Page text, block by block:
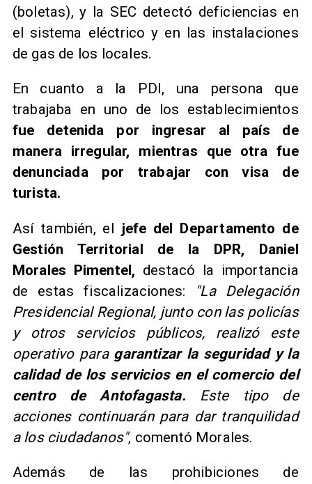
(boletas), y la SEC detectó deficiencias en
el sistema eléctrico y en las instalaciones
de gas de los locales.
En cuanto a la PDI, una persona que
trabajaba en uno de los establecimientos
fue detenida por ingresar al país de
manera irregular, mientras que otra fue
denunciada por trabajar con visa de
turista.
Así también, el jefe del Departamento de
Gestión Territorial de la DPR, Daniel
Morales Pimentel, destacó la importancia
de estas fiscalizaciones: "La Delegación
Presidencial Regional, junto con las policías
y otros servicios públicos, realizó este
operativo para garantizar la seguridad y la
calidad de los servicios en el comercio del
centro de Antofagasta. Este tipo de
acciones continuarán para dar tranquilidad
a los ciudadanos", comentó Morales.
Además de las prohibiciones de